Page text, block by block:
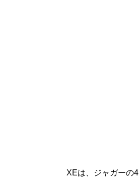
XEは、ジャガーの